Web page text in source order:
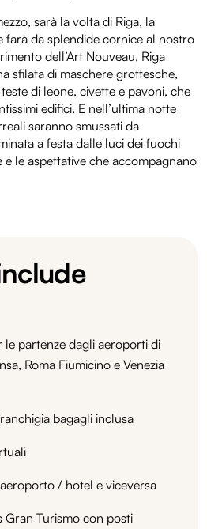
sarà la volta di Riga, la
farà da splendide cornice al nostro
dell’Art Nouveau, Riga
sfilata di maschere grottesche,
di leone, civette e pavoni, che
edifici. E nell’ultima notte
saranno smussati da
a festa dalle luci dei fuochi
e le aspettative che accompagnano
le partenze dagli aeroporti di
Roma Fiumicino e Venezia
bagagli inclusa
/ hotel e viceversa
Gran Turismo con posti